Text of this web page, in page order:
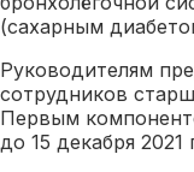
(сахарным
Руководителям
сотрудников
Первым
до 15 декабря